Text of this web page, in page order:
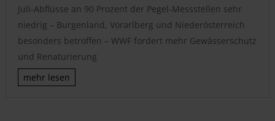
Juli-Abflüsse an 90 Prozent der Pegel-Messstellen sehr
niedrig – Burgenland, Vorarlberg und Niederösterreich
besonders betroffen – WWF fordert mehr Gewässerschutz
und Renaturierung
mehr lesen